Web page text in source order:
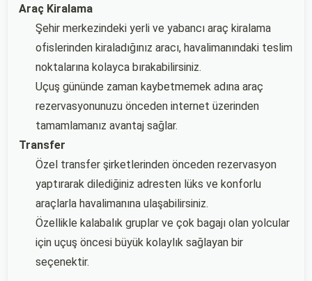
Araç Kiralama
Şehir merkezindeki yerli ve yabancı araç kiralama
ofislerinden kiraladığınız aracı, havalimanındaki teslim
noktalarına kolayca bırakabilirsiniz.
Uçuş gününde zaman kaybetmemek adına araç
rezervasyonunuzu önceden internet üzerinden
tamamlamanız avantaj sağlar.
Transfer
Özel transfer şirketlerinden önceden rezervasyon
yaptırarak dilediğiniz adresten lüks ve konforlu
araçlarla havalimanına ulaşabilirsiniz.
Özellikle kalabalık gruplar ve çok bagajı olan yolcular
için uçuş öncesi büyük kolaylık sağlayan bir
seçenektir.